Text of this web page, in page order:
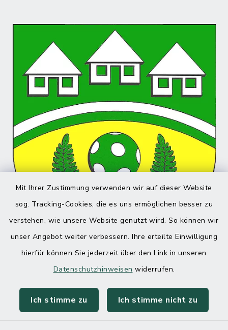
Mit Ihrer Zustimmung verwenden wir auf dieser Website
sog. Tracking-Cookies, die es uns ermöglichen besser zu
verstehen, wie unsere Website genutzt wird. So können wir
unser Angebot weiter verbessern. Ihre erteilte Einwilligung
hierfür können Sie jederzeit über den Link in unseren
Datenschutzhinweisen widerrufen.
Ich stimme zu Ich stimme nicht zu
Kontakt